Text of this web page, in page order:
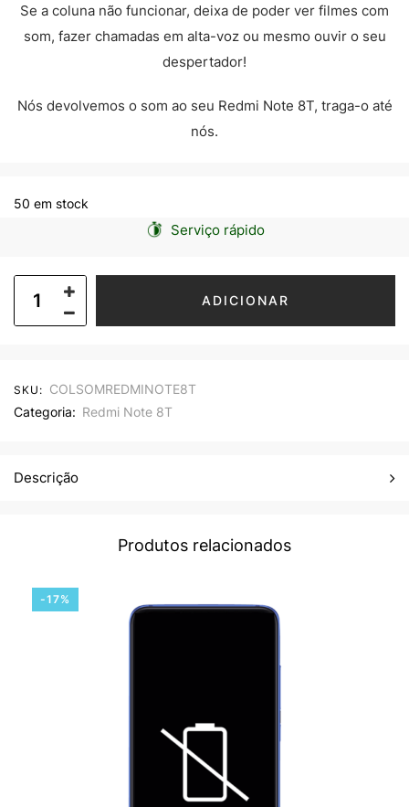
Se a coluna não funcionar, deixa de poder ver filmes com
som, fazer chamadas em alta-voz ou mesmo ouvir o seu
despertador!
Nós devolvemos o som ao seu Redmi Note 8T, traga-o até
nós.
50 em stock
Serviço rápido
ADICIONAR
SKU: COLSOMREDMINOTE8T
Categoria: Redmi Note 8T
Descrição
Produtos relacionados
-17%